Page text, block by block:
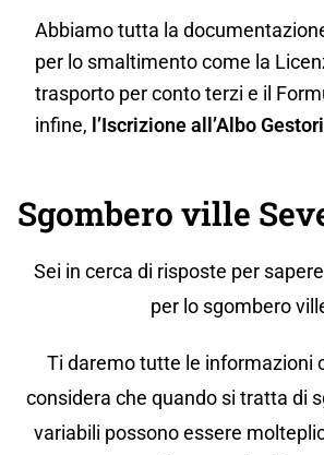
Abbiamo tutta la
per lo smaltimento come la
trasporto per conto terzi e il
infine, l’Iscrizione all’Albo
Sgombero ville
Sei in cerca di risposte per
per lo sgombero
Ti daremo tutte le informazioni
considera che quando si tratta di
variabili possono essere